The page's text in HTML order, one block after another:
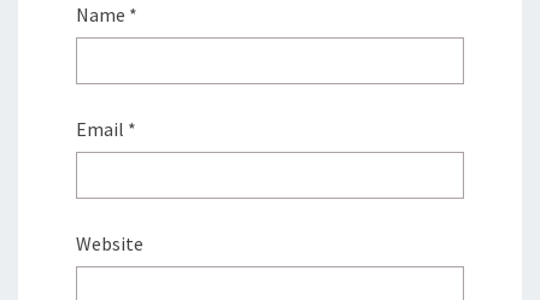
Name *
Email *
Website